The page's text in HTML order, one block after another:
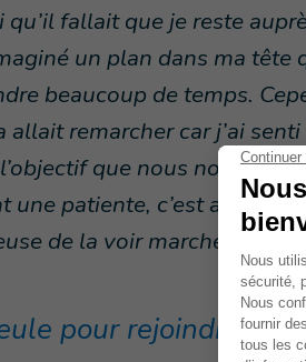
qu’il fallait que je reste
un plan dans ma
beaucoup de temps.
allait remarcher car j’ai
que nous nous
une patiente, c’est aussi
de la voir marcher»
pour rejoindre